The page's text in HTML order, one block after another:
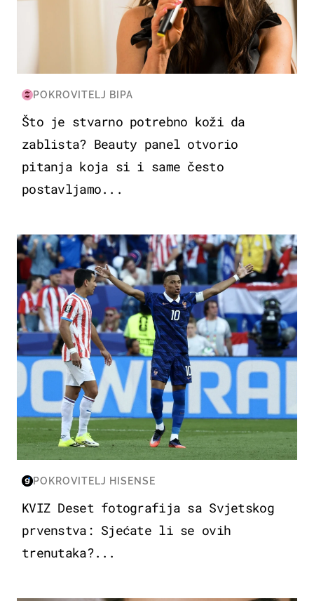
POKROVITELJ BIPA
Što je stvarno potrebno koži da
zablista? Beauty panel otvorio
pitanja koja si i same često
postavljamo...
SVJETSKO PRVENSTVO 2026
POKROVITELJ HISENSE
KVIZ Deset fotografija sa Svjetskog
prvenstva: Sjećate li se ovih
trenutaka?...